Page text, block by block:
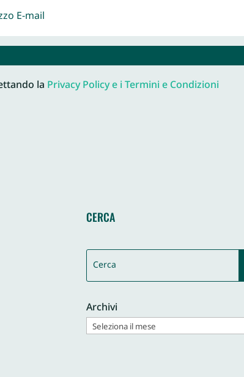
laPrivacy Policy e i Termini e Condizioni
CERCA
Archivi